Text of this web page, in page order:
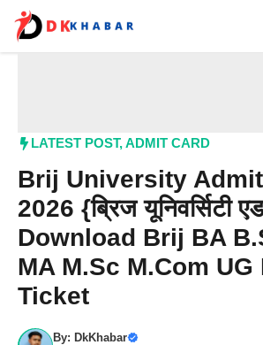
content
LATEST POST,ADMIT CARD
Brij University
2026 {ब्रिज यूनिवर्सिटी
Download Brij BA
MA M.Sc M.Com UG
Ticket
By: DkKhabar